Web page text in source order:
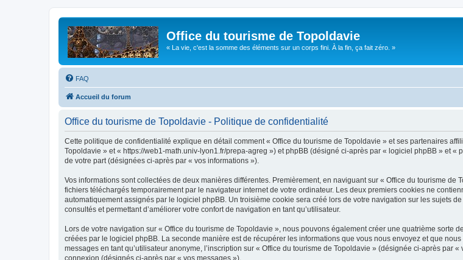
Office du tourisme de Topoldavie
« La vie, c'est la somme des éléments sur un corps fini. À la fin, ça fait zéro. »
FAQ
Accueil du forum
Office du tourisme de Topoldavie - Politique de confidentialité
Cette politique de confidentialité explique en détail comment « Office du tourisme de Topoldavie » et ses partenaires
Topoldavie » et « https://web1-math.univ-lyon1.fr/prepa-agreg ») et phpBB (désigné ci-après par « logiciel phpBB » et
de votre part (désignées ci-après par « vos informations »).
Vos informations sont collectées de deux manières différentes. Premièrement, en naviguant sur « Office du tourisme
fichiers téléchargés temporairement par le navigateur internet de votre ordinateur. Les deux premiers cookies ne
automatiquement assignés par le logiciel phpBB. Un troisième cookie sera créé lors de votre navigation sur les sujets
consultés et permettant d’améliorer votre confort de navigation en tant qu’utilisateur.
Lors de votre navigation sur « Office du tourisme de Topoldavie », nous pouvons également créer une quatrième sorte
créées par le logiciel phpBB. La seconde manière est de récupérer les informations que vous nous envoyez et que
messages en tant qu’utilisateur anonyme, l’inscription sur « Office du tourisme de Topoldavie » (désignée ci-après par
connexion (désignés ci-après par « vos messages »).